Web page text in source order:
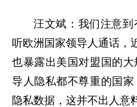
汪文斌：我们注意
听欧洲国家领导人通话，
也暴露出美国对盟国的
导人隐私都不尊重的国
隐私数据，这并不出人意